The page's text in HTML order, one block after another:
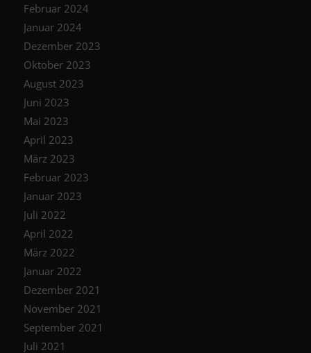
Februar 2024
Januar 2024
Dezember 2023
Oktober 2023
August 2023
Juni 2023
Mai 2023
April 2023
März 2023
Februar 2023
Januar 2023
Juli 2022
April 2022
März 2022
Januar 2022
Dezember 2021
November 2021
September 2021
Juli 2021